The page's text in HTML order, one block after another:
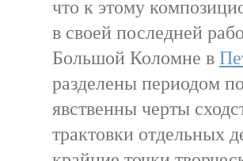
что к этому
в своей последней
Большой Коломне в
разделены периодом
явственны черты
трактовки отдельных